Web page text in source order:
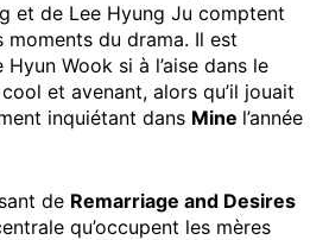
et de Lee Hyung Ju comptent
moments du drama. Il est
Wook si à l’aise dans le
cool et avenant, alors qu’il jouait
inquiétant dans Mine l’année
de Remarriage and Desires
qu’occupent les mères